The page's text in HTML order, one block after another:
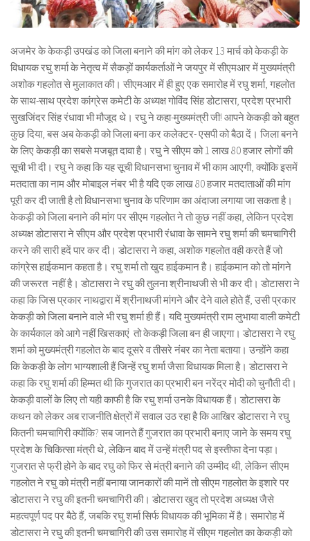
अजमेर के केकड़ी उपखंड को जिला बनाने की मांग को लेकर 13 मार्च को केकड़ी के
विधायक रघु शर्मा के नेतृत्व में सैकड़ों कार्यकर्ताओं ने जयपुर में सीएमआर में मुख्यमंत्री
अशोक गहलोत से मुलाकात की। सीएमआर में ही हुए एक समारोह में रघु शर्मा, गहलोत
के साथ-साथ प्रदेश कांग्रेस कमेटी के अध्यक्ष गोविंद सिंह डोटासरा, प्रदेश प्रभारी
सुखजिंदर सिंह रंधावा भी मौजूद थे। रघु ने कहा-मुख्यमंत्री जी! आपने केकड़ी को बहुत
कुछ दिया, बस अब केकड़ी को जिला बना कर कलेक्टर- एसपी को बैठा दें। जिला बनने
के लिए केकड़ी का सबसे मजबूत दावा है। रघु ने सीएम को 1 लाख 80 हजार लोगों की
सूची भी दी। रघु ने कहा कि यह सूची विधानसभा चुनाव में भी काम आएगी, क्योंकि इसमें
मतदाता का नाम और मोबाइल नंबर भी है यदि एक लाख 80 हजार मतदाताओं की मांग
पूरी कर दी जाती है तो विधानसभा चुनाव के परिणाम का अंदाजा लगाया जा सकता है।
केकड़ी को जिला बनाने की मांग पर सीएम गहलोत ने तो कुछ नहीं कहा, लेकिन प्रदेश
अध्यक्ष डोटासरा ने सीएम और प्रदेश प्रभारी रंधावा के सामने रघु शर्मा की चमचागिरी
करने की सारी हदें पार कर दी। डोटासरा ने कहा, अशोक गहलोत वही करते हैं जो
कांग्रेस हाईकमान कहता है। रघु शर्मा तो खुद हाईकमान है। हाईकमान को तो मांगने
की जरूरत नहीं है। डोटासरा ने रघु की तुलना श्रीनाथजी से भी कर दी। डोटासरा ने
कहा कि जिस प्रकार नाथद्वारा में श्रीनाथजी मांगने और देने वाले होते हैं, उसी प्रकार
केकड़ी को जिला बनाने वाले भी रघु शर्मा ही हैं। यदि मुख्यमंत्री राम लुभाया वाली कमेटी
के कार्यकाल को आगे नहीं खिसकाएं तो केकड़ी जिला बन ही जाएगा। डोटासरा ने रघु
शर्मा को मुख्यमंत्री गहलोत के बाद दूसरे व तीसरे नंबर का नेता बताया। उन्होंने कहा
कि केकड़ी के लोग भाग्यशाली हैं जिन्हें रघु शर्मा जैसा विधायक मिला है। डोटासरा ने
कहा कि रघु शर्मा की हिम्मत थी कि गुजरात का प्रभारी बन नरेंद्र मोदी को चुनौती दी।
केकड़ी वालों के लिए तो यही काफी है कि रघु शर्मा उनके विधायक हैं। डोटासरा के
कथन को लेकर अब राजनीति क्षेत्रों में सवाल उठ रहा है कि आखिर डोटासरा ने रघु
कितनी चमचागिरी क्योंकि? सब जानते हैं गुजरात का प्रभारी बनाए जाने के समय रघु
प्रदेश के चिकित्सा मंत्री थे, लेकिन बाद में उन्हें मंत्री पद से इस्तीफा देना पड़ा।
गुजरात से फ्री होने के बाद रघु को फिर से मंत्री बनाने की उम्मीद थी, लेकिन सीएम
गहलोत ने रघु को मंत्री नहीं बनाया जानकारों की मानें तो सीएम गहलोत के इशारे पर
डोटासरा ने रघु की इतनी चमचागिरी की। डोटासरा खुद तो प्रदेश अध्यक्ष जैसे
महत्वपूर्ण पद पर बैठे हैं, जबकि रघु शर्मा सिर्फ विधायक की भूमिका में है। समारोह में
डोटासरा ने रघु की इतनी चमचागिरी की उस समारोह में सीएम गहलोत का केकड़ी को